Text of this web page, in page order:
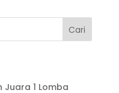
Cari
Juara 1 Lomba